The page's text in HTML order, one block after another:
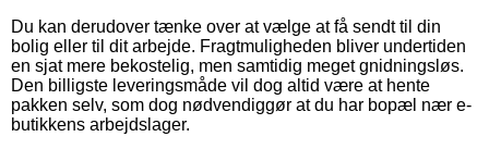
Du kan derudover tænke over at vælge at få sendt til din
bolig eller til dit arbejde. Fragtmuligheden bliver undertiden
en sjat mere bekostelig, men samtidig meget gnidningsløs.
Den billigste leveringsmåde vil dog altid være at hente
pakken selv, som dog nødvendiggør at du har bopæl nær e-
butikkens arbejdslager.